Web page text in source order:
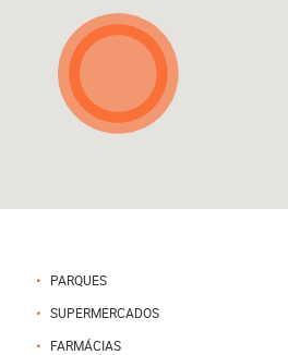
PARQUES
SUPERMERCADOS
FARMÁCIAS